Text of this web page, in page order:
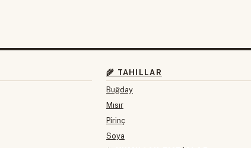
🌾 TAHILLAR
Buğday
Mısır
Pirinç
Soya